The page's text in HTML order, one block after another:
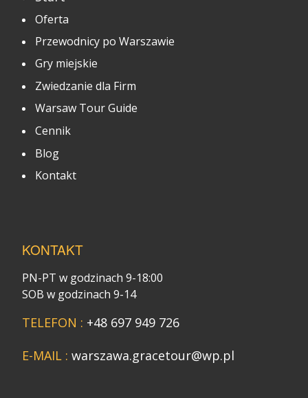
Oferta
Przewodnicy po Warszawie
Gry miejskie
Zwiedzanie dla Firm
Warsaw Tour Guide
Cennik
Blog
Kontakt
KONTAKT
PN-PT w godzinach 9-18:00
SOB w godzinach 9-14
TELEFON : +48 697 949 726
E-MAIL : warszawa.gracetour@wp.pl